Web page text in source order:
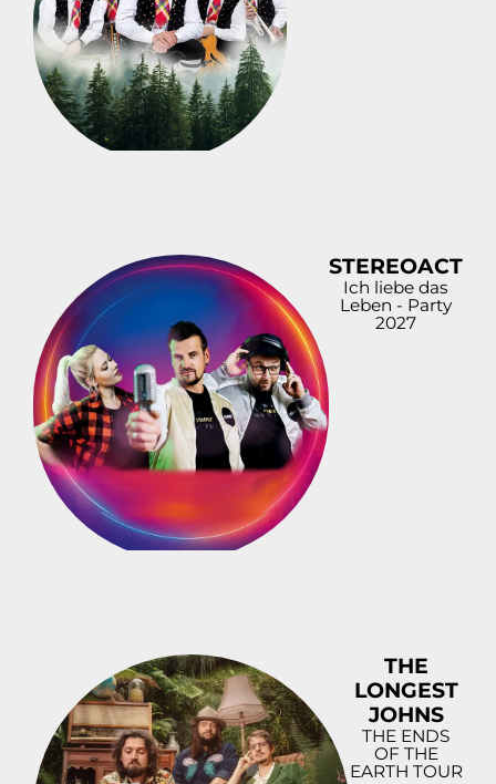
STEREOACT
Ich liebe das
Leben - Party
2027
THE
LONGEST
JOHNS
THE ENDS
OF THE
EARTH TOUR